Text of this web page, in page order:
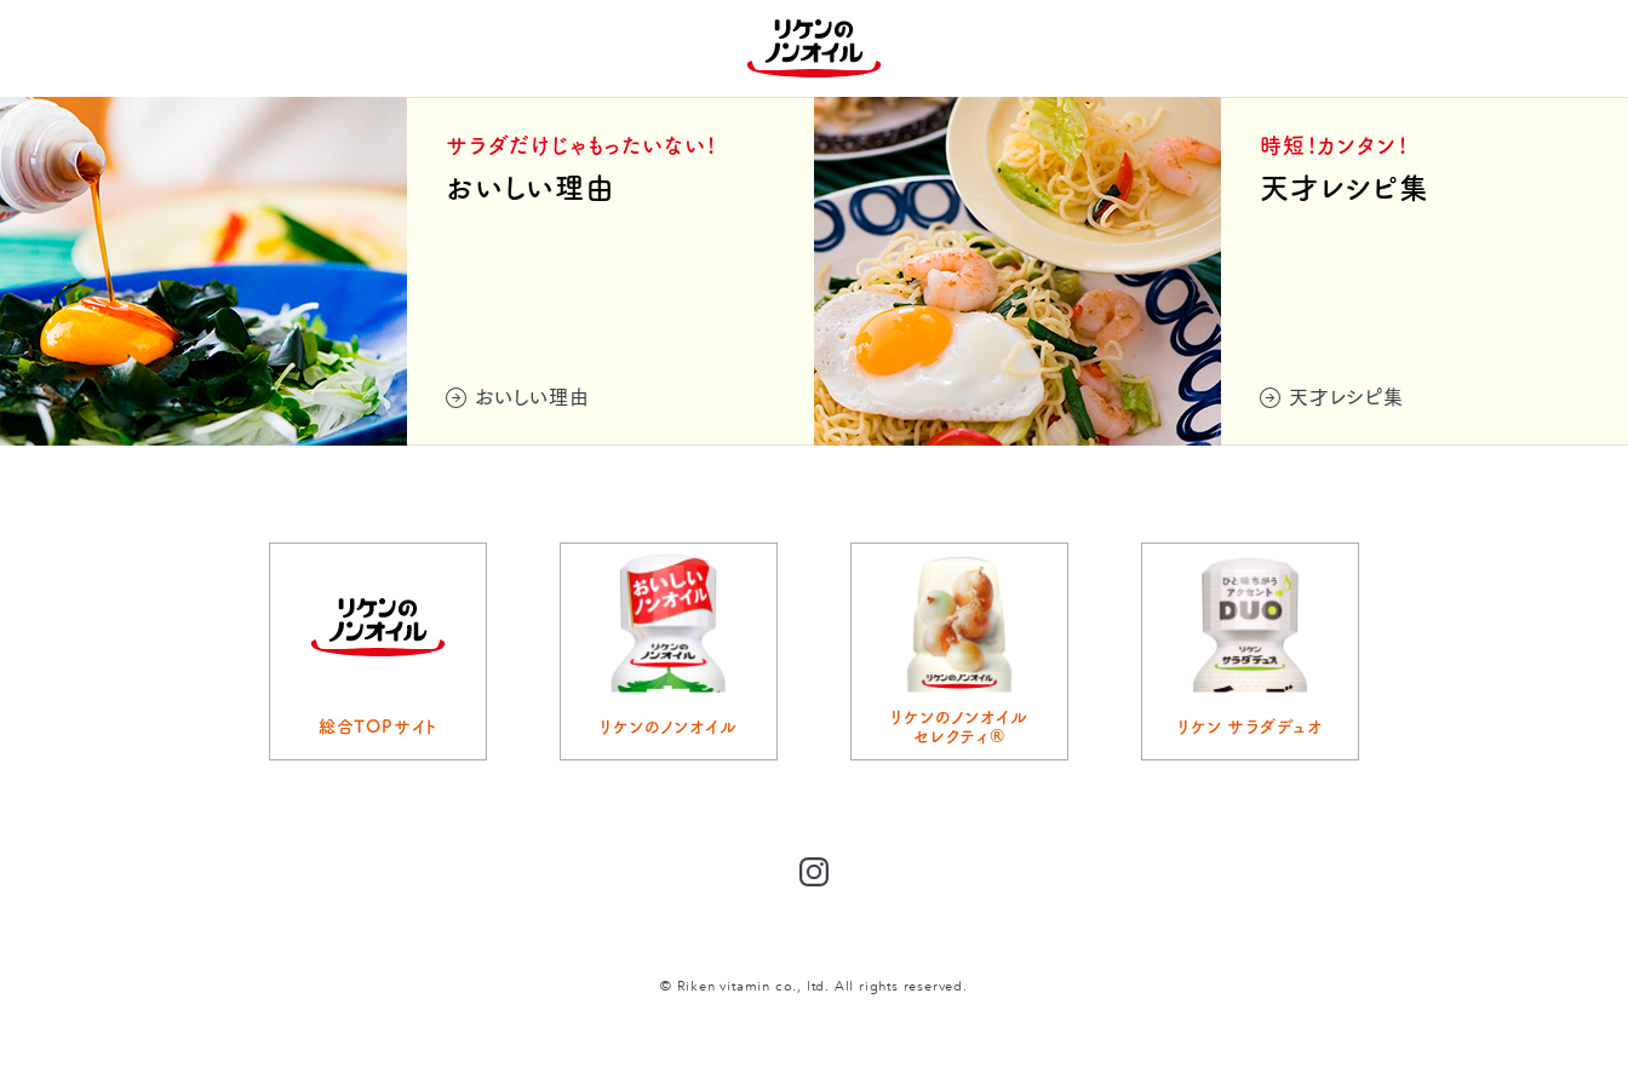
サラダだけじゃもったいない！
おいしい理由
おいしい理由
時短！カンタン！
天才レシピ集
天才レシピ集
総合TOPサイト リケンのノンオイル
リケンのノンオイル
セレクティ®
リケン サラダデュオ
© Riken vitamin co., ltd. All rights reserved.